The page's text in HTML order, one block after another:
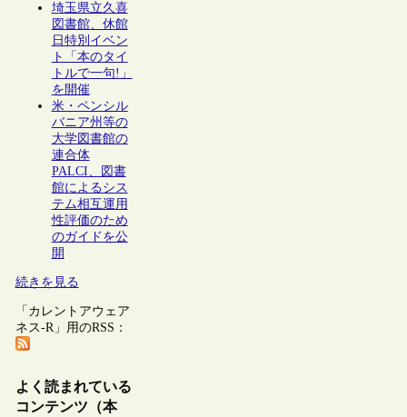
埼玉県立久喜
図書館、休館
日特別イベン
ト「本のタイ
トルで一句!」
を開催
米・ペンシル
バニア州等の
大学図書館の
連合体
PALCI、図書
館によるシス
テム相互運用
性評価のため
のガイドを公
開
続きを見る
「カレントアウェア
ネス-R」用のRSS：
よく読まれている
コンテンツ（本